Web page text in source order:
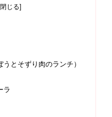
とそずり肉のランチ）
ラ